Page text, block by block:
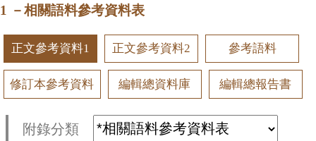
1
－相關語料參考資料表
正文參考資料1 正文參考資料2 參考語料
修訂本參考資料 編輯總資料庫 編輯總報告書
附錄分類